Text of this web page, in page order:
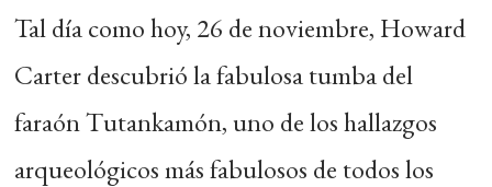
Tal día como hoy, 26 de noviembre, Howard
Carter descubrió la fabulosa tumba del
faraón Tutankamón, uno de los hallazgos
arqueológicos más fabulosos de todos los